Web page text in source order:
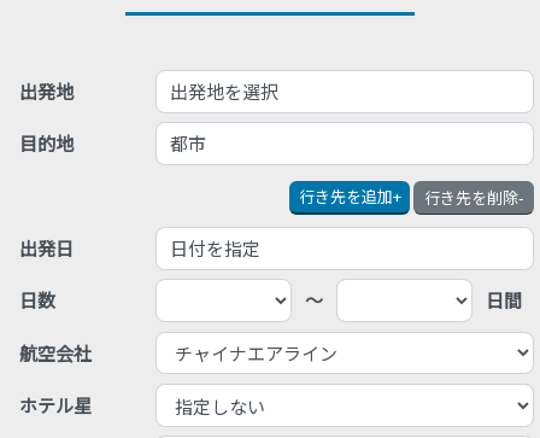
出発地 出発地を選択
目的地 都市
行き先を追加+ 行き先を削除-
出発日 日付を指定
日数 ～ 日間
航空会社
ホテル星